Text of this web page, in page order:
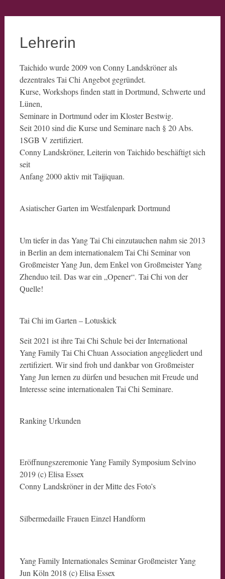
Lehrerin
Taichido wurde 2009 von Conny Landskröner als
dezentrales Tai Chi Angebot gegründet.
Kurse, Workshops finden statt in Dortmund, Schwerte und
Lünen,
Seminare in Dortmund oder im Kloster Bestwig.
Seit 2010 sind die Kurse und Seminare nach § 20 Abs.
1SGB V zertifiziert.
Conny Landskröner, Leiterin von Taichido beschäftigt sich
seit
Anfang 2000 aktiv mit Taijiquan.
Asiatischer Garten im Westfalenpark Dortmund
Um tiefer in das Yang Tai Chi einzutauchen nahm sie 2013
in Berlin an dem internationalem Tai Chi Seminar von
Großmeister Yang Jun, dem Enkel von Großmeister Yang
Zhenduo teil. Das war ein „Opener“. Tai Chi von der
Quelle!
Tai Chi im Garten – Lotuskick
Seit 2021 ist ihre Tai Chi Schule bei der International
Yang Family Tai Chi Chuan Association angegliedert und
zertifiziert. Wir sind froh und dankbar von Großmeister
Yang Jun lernen zu dürfen und besuchen mit Freude und
Interesse seine internationalen Tai Chi Seminare.
Ranking Urkunden
Eröffnungszeremonie Yang Family Symposium Selvino
2019 (c) Elisa Essex
Conny Landskröner in der Mitte des Foto’s
Silbermedaille Frauen Einzel Handform
Yang Family Internationales Seminar Großmeister Yang
Jun Köln 2018 (c) Elisa Essex